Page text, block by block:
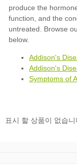
Addison's
Addison's
Symptoms of
표시 할 상품이 없습니